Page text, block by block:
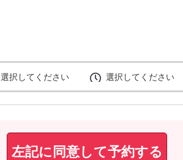
選択してください 選択してください
左記に同意して予約する